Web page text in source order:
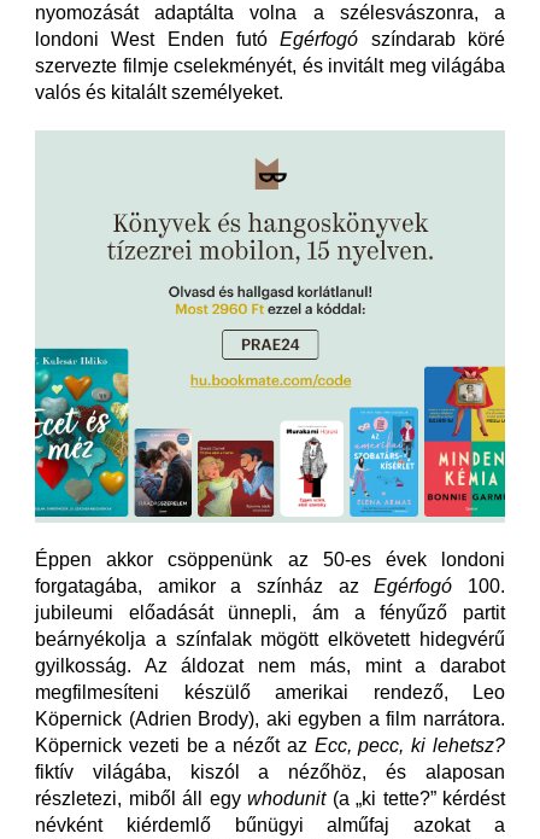
nyomozását adaptálta volna a szélesvászonra, a
londoni West Enden futóEgérfogó színdarab köré
szervezte filmje cselekményét, és invitált meg világába
valós és kitalált személyeket.
Éppen akkor csöppenünk az 50-es évek londoni
forgatagába, amikor a színház azEgérfogó 100.
jubileumi előadását ünnepli, ám a fényűző partit
beárnyékolja a színfalak mögött elkövetett hidegvérű
gyilkosság. Az áldozat nem más, mint a darabot
megfilmesíteni készülő amerikai rendező, Leo
Köpernick (Adrien Brody), aki egyben a film narrátora.
Köpernick vezeti be a nézőt az Ecc, pecc, ki lehetsz?
fiktív világába, kiszól a nézőhöz, és alaposan
részletezi, miből áll egy whodunit(a „ki tette?” kérdést
névként kiérdemlő bűnügyi alműfaj azokat a